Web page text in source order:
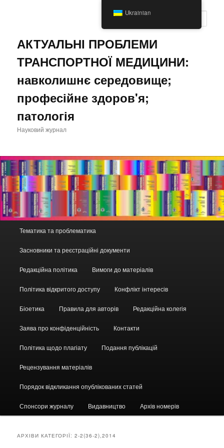
АКТУАЛЬНІ ПРОБЛЕМИ
ТРАНСПОРТНОЇ МЕДИЦИНИ:
навколишнє середовище;
професійне здоров'я;
патологія
Науковий журнал
Тематика та проблематика
Засновники та реєстраційні документи
Редакційна політика Вимоги до матеріалів
Політика відкритого доступу Конфлікт інтересів
Біоетика Правила для авторів Редакційна колегія
Заява про конфіденційність Контакти
Політика щодо плагіату Подання публікацій
Рецензування матеріалів
Порядок відкликання опублікованих статей
Спонсори журналу Видавництво Архів номерів
АРХІВИ КАТЕГОРІЇ:2-2(36-2),2014
Ukrainian